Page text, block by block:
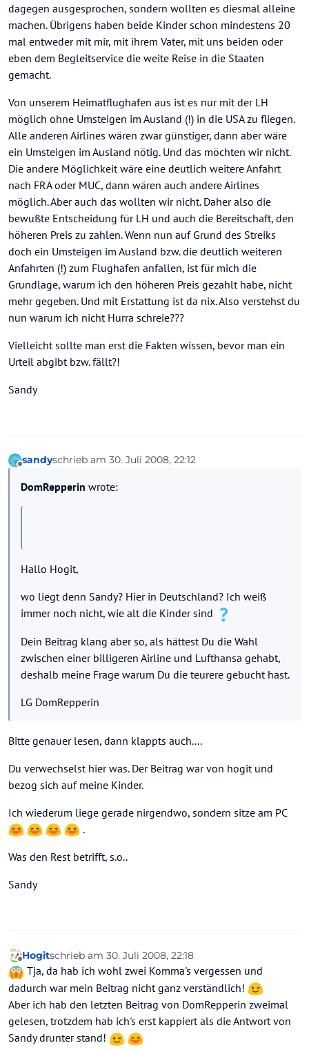
dagegen ausgesprochen, sondern wollten es diesmal alleine
machen. Übrigens haben beide Kinder schon mindestens 20
mal entweder mit mir, mit ihrem Vater, mit uns beiden oder
eben dem Begleitservice die weite Reise in die Staaten
gemacht.
Von unserem Heimatflughafen aus ist es nur mit der LH
möglich ohne Umsteigen im Ausland (!) in die USA zu fliegen.
Alle anderen Airlines wären zwar günstiger, dann aber wäre
ein Umsteigen im Ausland nötig. Und das möchten wir nicht.
Die andere Möglichkeit wäre eine deutlich weitere Anfahrt
nach FRA oder MUC, dann wären auch andere Airlines
möglich. Aber auch das wollten wir nicht. Daher also die
bewußte Entscheidung für LH und auch die Bereitschaft, den
höheren Preis zu zahlen. Wenn nun auf Grund des Streiks
doch ein Umsteigen im Ausland bzw. die deutlich weiteren
Anfahrten (!) zum Flughafen anfallen, ist für mich die
Grundlage, warum ich den höheren Preis gezahlt habe, nicht
mehr gegeben. Und mit Erstattung ist da nix. Also verstehst du
nun warum ich nicht Hurra schreie???
Vielleicht sollte man erst die Fakten wissen, bevor man ein
Urteil abgibt bzw. fällt?!
Sandy
Offline
sandyschrieb am 30. Juli 2008, 22:12
zuletzt editiert von
DomRepperin wrote:
Hallo Hogit,
wo liegt denn Sandy? Hier in Deutschland? Ich weiß
immer noch nicht, wie alt die Kinder sind
Dein Beitrag klang aber so, als hättest Du die Wahl
zwischen einer billigeren Airline und Lufthansa gehabt,
deshalb meine Frage warum Du die teurere gebucht hast.
LG DomRepperin
Bitte genauer lesen, dann klappts auch....
Du verwechselst hier was. Der Beitrag war von hogit und
bezog sich auf meine Kinder.
Ich wiederum liege gerade nirgendwo, sondern sitze am PC
.
Was den Rest betrifft, s.o..
Sandy
Offline
Hogitschrieb am 30. Juli 2008, 22:18
zuletzt editiert von
Tja, da hab ich wohl zwei Komma's vergessen und
dadurch war mein Beitrag nicht ganz verständlich!
Aber ich hab den letzten Beitrag von DomRepperin zweimal
gelesen, trotzdem hab ich's erst kappiert als die Antwort von
Sandy drunter stand!